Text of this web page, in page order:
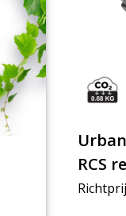
RCS
GAN